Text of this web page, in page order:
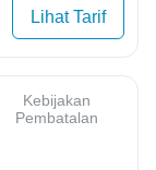
Lihat Tarif
Kebijakan
Pembatalan